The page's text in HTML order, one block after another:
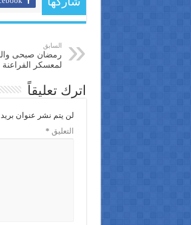
شاركها
السابق
رمضان صبحى
لمعسكر الفراعنة
اترك تعليقاً
لن يتم نشر عنوان
التعليق *